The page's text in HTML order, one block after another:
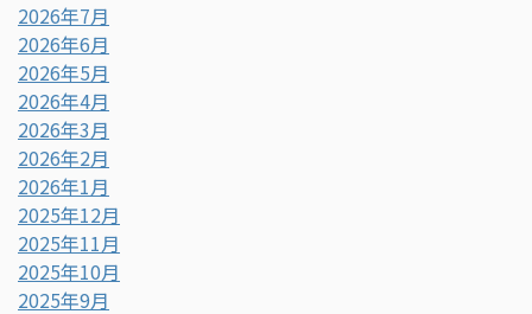
2026年7月
2026年6月
2026年5月
2026年4月
2026年3月
2026年2月
2026年1月
2025年12月
2025年11月
2025年10月
2025年9月